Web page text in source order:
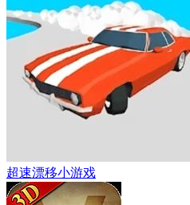
超速漂移小游戏